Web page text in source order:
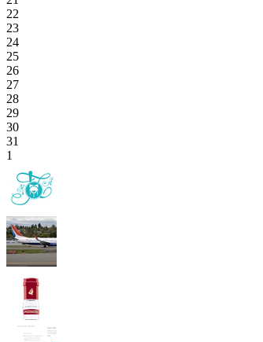
22
23
24
25
26
27
28
29
30
31
1